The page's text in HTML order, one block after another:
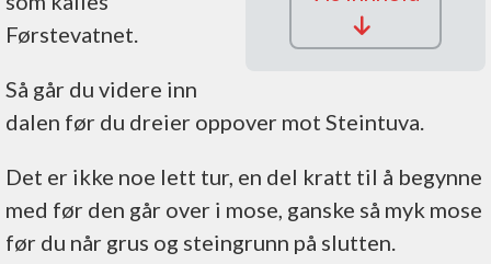
høydemetre
Fin tur for
Nydelig
Førstevatnet.
Så går du videre inn
dalen før du dreier oppover mot Steintuva.
Det er ikke noe lett tur, en del kratt til å begynne
med før den går over i mose, ganske så myk mose
før du når grus og steingrunn på slutten.